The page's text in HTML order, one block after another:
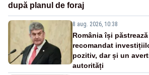
după planul de foraj
8 aug. 2026, 10:38
România își
recomandat
pozitiv, dar și un
autorități